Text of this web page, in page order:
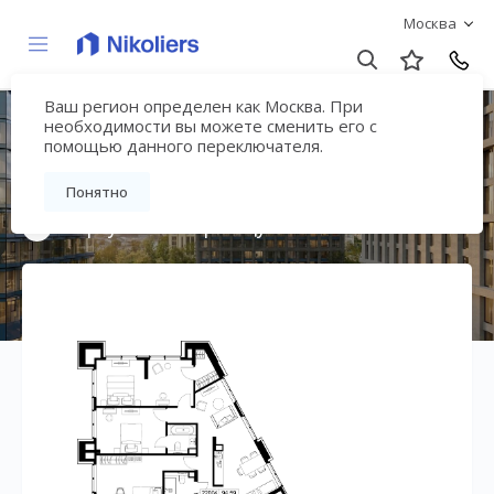
Москва
Ваш регион определен как Москва. При
необходимости вы можете сменить его с
помощью данного переключателя.
Понятно
Премиальный дом
«МИРА»